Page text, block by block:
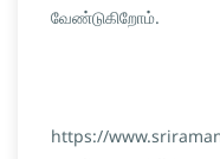
வேண்டுகிறோம்.
https://